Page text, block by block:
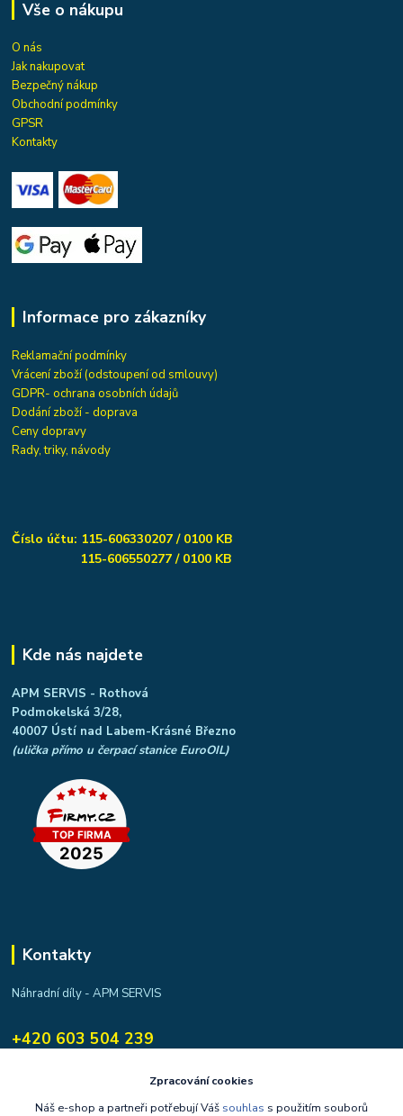
Vše o nákupu
O nás
Jak nakupovat
Bezpečný nákup
Obchodní podmínky
GPSR
Kontakty
Informace pro zákazníky
Reklamační podmínky
Vrácení zboží (odstoupení od smlouvy)
GDPR- ochrana osobních údajů
Dodání zboží - doprava
Ceny dopravy
Rady, triky, návody
Číslo účtu: 115-606330207 / 0100 KB
115-606550277 / 0100 KB
Kde nás najdete
APM SERVIS - Rothová
Podmokelská 3/28,
40007 Ústí nad Labem-Krásné Březno
(ulička přímo u čerpací stanice EuroOIL)
Kontakty
Náhradní díly - APM SERVIS
+420 603 504 239
apmservis@apmservis.czZpracování cookies
Náš e-shop a partneři potřebují Váš souhlas s použitím souborů